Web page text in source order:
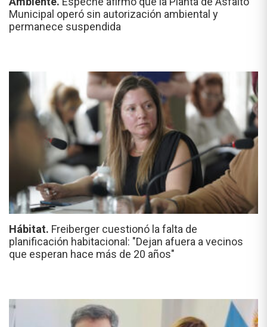
Municipal operó sin autorización ambiental y
permanece suspendida
Hábitat. Freiberger cuestionó la falta de
planificación habitacional: "Dejan afuera a vecinos
que esperan hace más de 20 años"